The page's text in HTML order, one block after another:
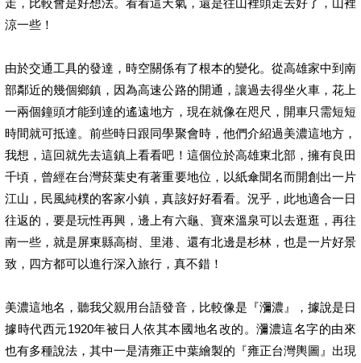
走，比較會是好想法。看看這天氣，還是往山裡頭走去好了，山裡
涼一些！
由於交通工具的發達，時空關係有了根本的變化。從高雄家中到南
部鄰近的幾個鄉鎮，因為高速公路的開通，讓過去得坐火車，花上
一兩個鐘頭才能到達的遙遠地方，現在就像在咫尺，開車只需短短
時間就可抵達。前些時日跟同學聚會時，他們介紹過美濃這地方，
我想，這回就先去這鎮上看看吧！這個位於高雄東北部，擁有良田
千頃，曾經在台灣菸葉史有著重要地位，以紙傘聞名而開創出一片
江山，民風純樸的客家小鎮，真該好好看看。況乎，此地適合一日
往返的，要是玩性再興，邊上有六龜、寶來溫泉可以去逛逛，再往
南一些，就是屏東縣高樹、里港、還有北邊是杉林，也是一片好景
致，四方都可以進行深入旅行，真不錯！
美濃這地名，聽我父親用台語發音，比較像是『瀰濃』，據說是日
據時代西元1920年被日人依其本國地名改的。瀰濃這名字的由來
也有多種說法，其中一是清雍正中葉繪製的『雍正台灣輿圖』出現